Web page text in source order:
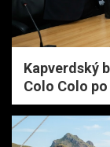
Kapverdský
Colo Colo